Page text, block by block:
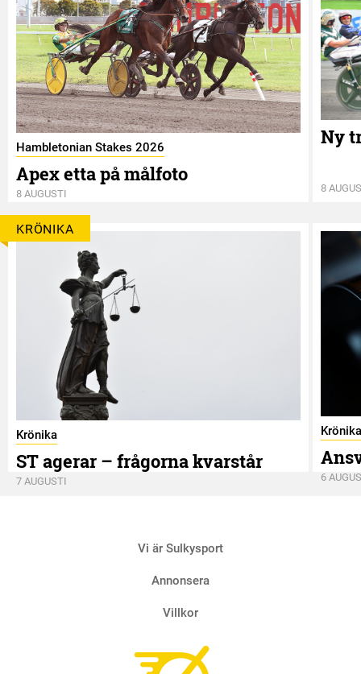
Hambletonian Stakes 2026
Apex etta på målfoto
8 AUGUSTI
Ny
8
KRÖNIKA
Krönika
ST agerar – frågorna kvarstår
7 AUGUSTI
Krönika
6
Vi är Sulkysport
Annonsera
Villkor